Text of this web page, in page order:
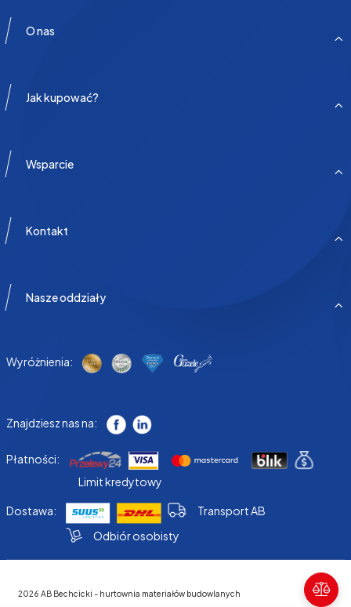
O nas
Jak kupować?
Wsparcie
Kontakt
Nasze oddziały
Wyróżnienia:
Znajdziesz nas na:
Płatności:
Limit kredytowy
Dostawa:
Transport AB
Odbiór osobisty
2026 AB Bechcicki - hurtownia materiałów budowlanych